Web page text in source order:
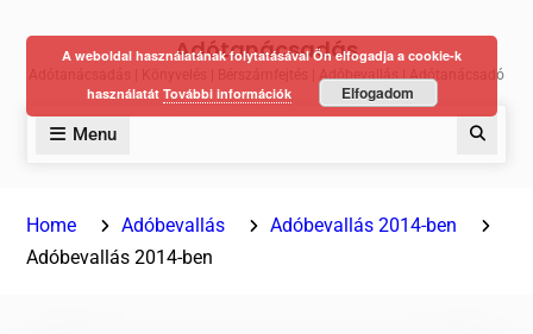
Adótanácsadás
Adótanácsadás | Könyvelés | Bérszámfejtés | Adóbevallás | Adótanácsadó
Menu
Home Adóbevallás
Adóbevallás 2014-ben
Adóbevallás 2014-ben
A weboldal használatának folytatásával Ön elfogadja a cookie-k
használatát További információk Elfogadom